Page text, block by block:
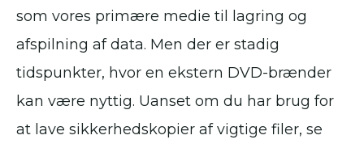
som vores primære medie til lagring og
afspilning af data. Men der er stadig
tidspunkter, hvor en ekstern DVD-brænder
kan være nyttig. Uanset om du har brug for
at lave sikkerhedskopier af vigtige filer, se